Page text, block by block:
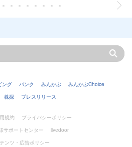
ング バンク みんかぶ
みんかぶChoice
株探 プレスリリース
規約
プライバシーポリシー
サポートセンター
livedoor
ンツ・広告ポリシー